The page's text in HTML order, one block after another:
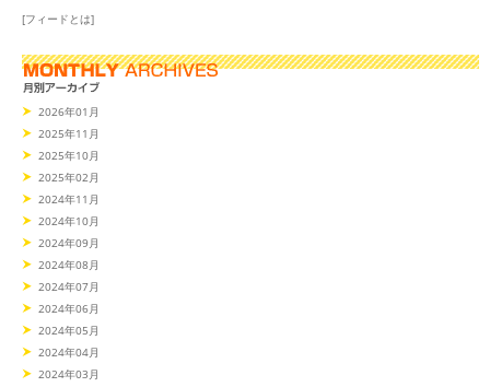
[フィードとは]
2026年01月
2025年11月
2025年10月
2025年02月
2024年11月
2024年10月
2024年09月
2024年08月
2024年07月
2024年06月
2024年05月
2024年04月
2024年03月